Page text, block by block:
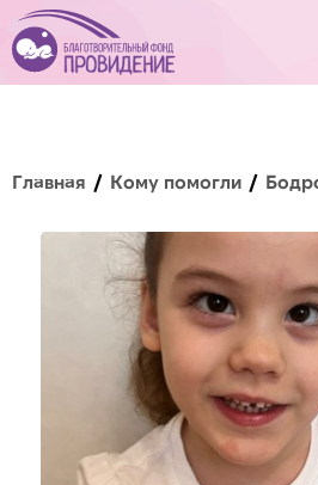
Главная Кому помогли